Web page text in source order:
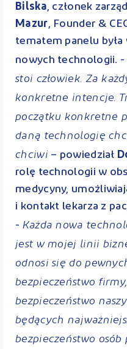
Bilska, członek
Mazur, Founder &
tematem panelu
nowych technologii. -
stoi człowiek. Za
konkretne intencje.
początku konkretne
daną technologię
chciwi – powiedział
rolę technologii w
medycyny,
i kontakt lekarza z
- Każda nowa
jest w mojej linii
odnosi się do
bezpieczeństwo
bezpieczeństwo
będących
bezpieczeństwo